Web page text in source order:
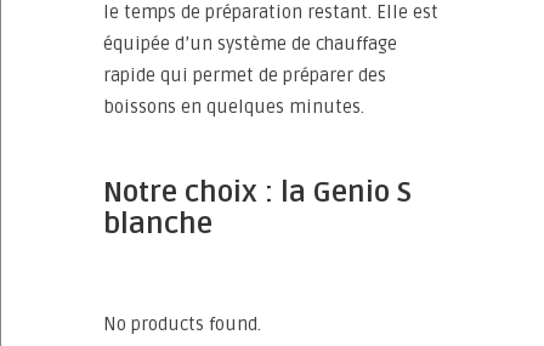
le temps de préparation restant. Elle est
équipée d’un système de chauffage
rapide qui permet de préparer des
boissons en quelques minutes.
Notre choix : la Genio S
blanche
No products found.